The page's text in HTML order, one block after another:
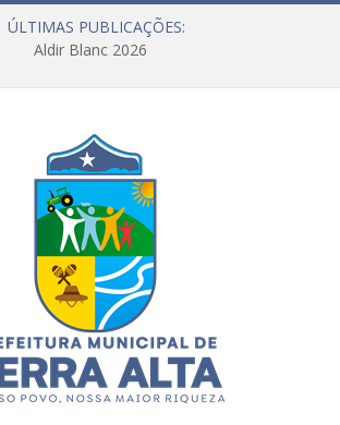
ÚLTIMAS PUBLICAÇÕES:
Aldir Blanc 2026